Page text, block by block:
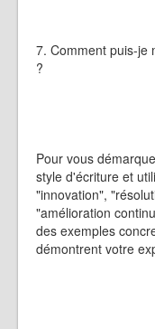
7. Comment puis-je
?
Pour vous
style d'écriture et
"innovation",
"amélioration
des exemples
démontrent votre